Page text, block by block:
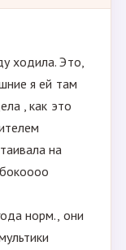
ходила. Это,
я ей там
, как это
на
норм., они